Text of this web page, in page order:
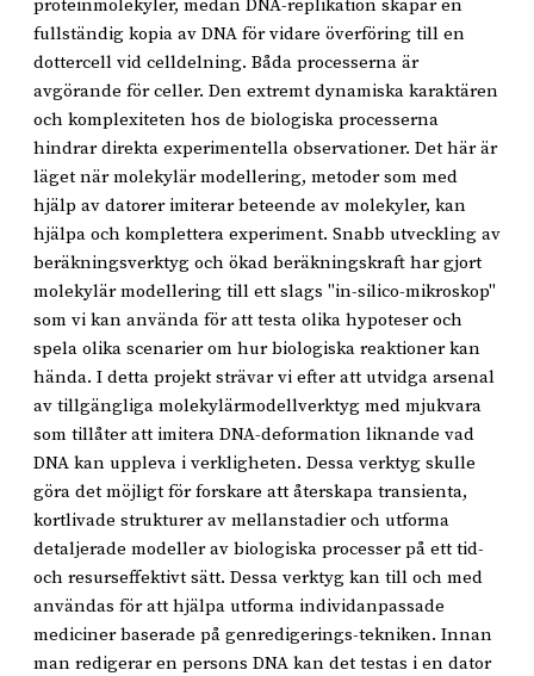
proteinmolekyler, medan DNA-replikation skapar en
fullständig kopia av DNA för vidare överföring till en
dottercell vid celldelning. Båda processerna är
avgörande för celler. Den extremt dynamiska karaktären
och komplexiteten hos de biologiska processerna
hindrar direkta experimentella observationer. Det här är
läget när molekylär modellering, metoder som med
hjälp av datorer imiterar beteende av molekyler, kan
hjälpa och komplettera experiment. Snabb utveckling av
beräkningsverktyg och ökad beräkningskraft har gjort
molekylär modellering till ett slags "in-silico-mikroskop"
som vi kan använda för att testa olika hypoteser och
spela olika scenarier om hur biologiska reaktioner kan
hända. I detta projekt strävar vi efter att utvidga arsenal
av tillgängliga molekylärmodellverktyg med mjukvara
som tillåter att imitera DNA-deformation liknande vad
DNA kan uppleva i verkligheten. Dessa verktyg skulle
göra det möjligt för forskare att återskapa transienta,
kortlivade strukturer av mellanstadier och utforma
detaljerade modeller av biologiska processer på ett tid-
och resurseffektivt sätt. Dessa verktyg kan till och med
användas för att hjälpa utforma individanpassade
mediciner baserade på genredigerings-tekniken. Innan
man redigerar en persons DNA kan det testas i en dator